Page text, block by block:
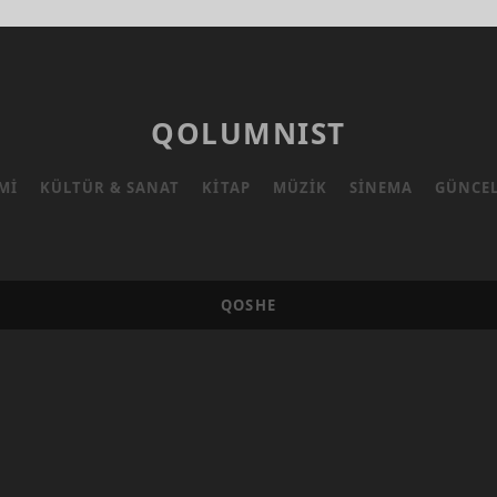
QOLUMNIST
KÜLTÜR & SANAT KITAP MÜZIK SINEMA GÜNCEL
QOSHE